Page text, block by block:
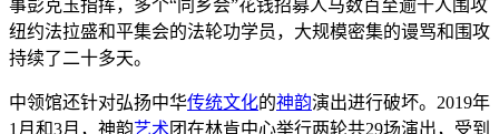
事彭克玉指挥，多个“同乡会”花钱招募人马数百至逾千人围攻
纽约法拉盛和平集会的法轮功学员，大规模密集的谩骂和围攻
持续了二十多天。
中领馆还针对弘扬中华传统文化的神韵演出进行破坏。2019年
1月和3月，神韵艺术团在林肯中心举行两轮共29场演出，受到